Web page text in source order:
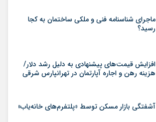
ماجرای شناسنامه‌ فنی و ملکی ساختمان به کجا
رسید؟
افزایش قیمت‌های پیشنهادی به دلیل رشد دلار/
هزینه رهن و اجاره آپارتمان در تهرانپارس شرقی
آشفتگی بازار مسکن توسط «پلتفرم‌های خانه‌یاب»